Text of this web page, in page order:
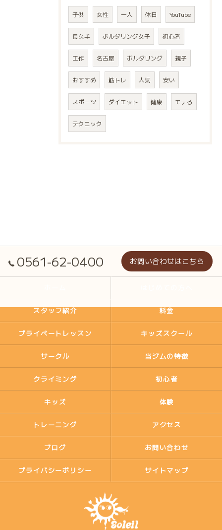
子供 女性 一人 休日 YouTube
長久手 ボルダリング女子 初心者
工作 名古屋 ボルダリング 親子
おすすめ 筋トレ 人気 安い
スポーツ ダイエット 健康 モテる
テクニック
0561-62-0400 お問い合わせはこちら
スタッフ紹介 料金
プライベートレッスン キッズスクール
サークル 当ジムの特徴
クライミング 初心者
キッズ 体験
トレーニング アクセス
ブログ お問い合わせ
プライバシーポリシー サイトマップ